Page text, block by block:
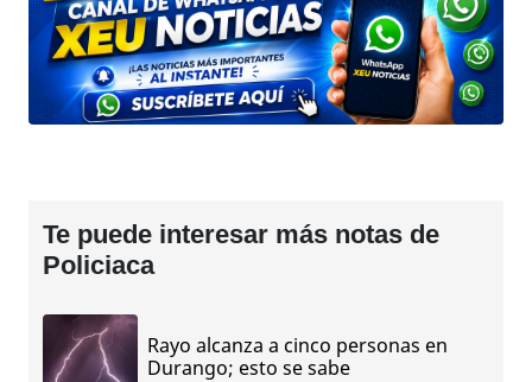
Te puede interesar más notas de
Policiaca
Rayo alcanza a cinco personas en
Durango; esto se sabe